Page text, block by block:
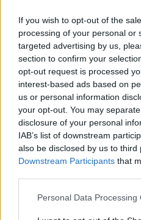
If you wish to opt-out of the
processing of your personal or
targeted advertising by us,
section to confirm your
opt-out request is processed
interest-based ads based on
us or personal information
your opt-out. You may
disclosure of your personal
IAB’s list of downstream
also be disclosed by us to third
Downstream Participants that
Personal Data Processing
didžiausias, daugiau nei
gyventojų, santykinai
Slovėnijoje.